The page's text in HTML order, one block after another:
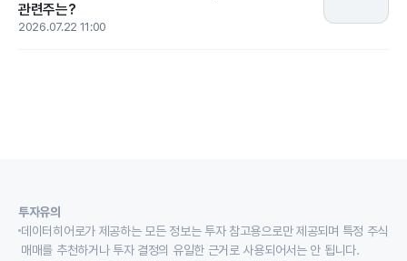
관련주는?
2026.07.22 11:00
투자유의
데이터히어로가 제공하는 모든 정보는 투자 참고용으로만 제공되며 특정 주식
매매를 추천하거나 투자 결정의 유일한 근거로 사용되어서는 안 됩니다.